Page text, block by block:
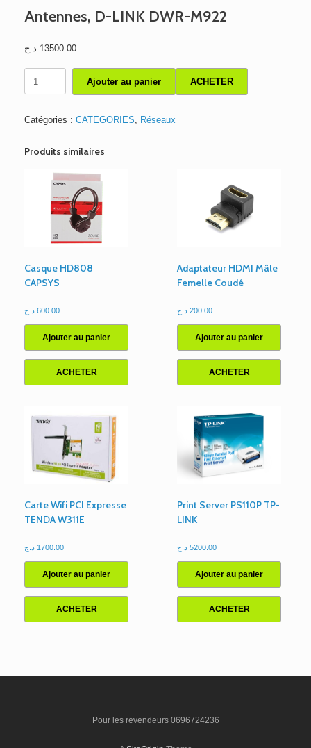
Antennes, D-LINK DWR-M922
13500.00 د.ج
4G
SIM
Antennes,
Ajouter au panier ACHETER
Catégories : CATEGORIES, Réseaux
Produits similaires
Casque HD808
CAPSYS
600.00 د.ج
Ajouter au panier
ACHETER
Adaptateur HDMI Mâle
Femelle Coudé
200.00 د.ج
Ajouter au panier
ACHETER
Carte Wifi PCI Expresse
TENDA W311E
1700.00 د.ج
Ajouter au panier
ACHETER
Print Server PS110P TP-
LINK
5200.00 د.ج
Ajouter au panier
ACHETER
Pour les revendeurs 0696724236